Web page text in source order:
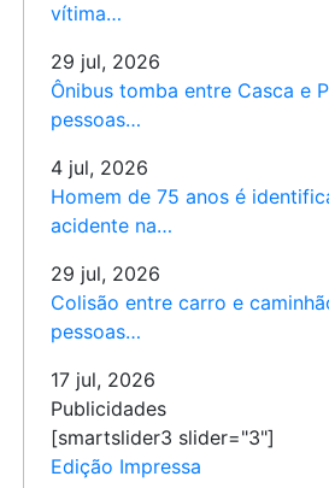
vítima…
29 jul, 2026
Ônibus tomba entre Casca e
pessoas…
4 jul, 2026
Homem de 75 anos é
acidente na…
29 jul, 2026
Colisão entre carro e
pessoas…
17 jul, 2026
Publicidades
[smartslider3 slider="3"]
Edição Impressa